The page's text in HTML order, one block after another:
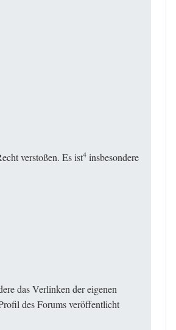
verstoßen. Es ist4 insbesondere
das Verlinken der eigenen
des Forums veröffentlicht